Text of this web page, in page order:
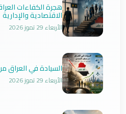
هجرة الكفاءات
الاقتصادية والإدارية
الأربعاء 29 تموز 2026
السيادة في العراق
الأربعاء 29 تموز 2026